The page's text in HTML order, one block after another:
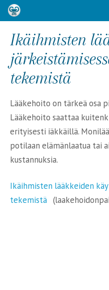
Ikäihmisten
tekemistä
Lääkehoito on tärkeä osa
Lääkehoito saattaa
erityisesti iäkkäillä.
potilaan elämänlaatua tai
kustannuksia.
Ikäihmisten lääkkeiden
tekemistä